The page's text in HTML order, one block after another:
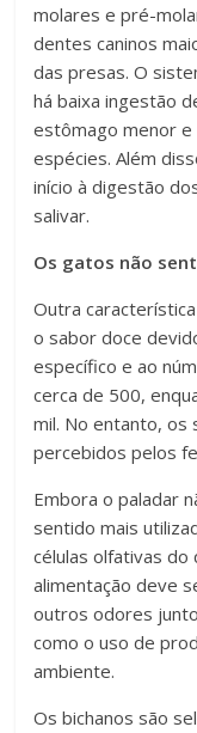
molares e pré-
dentes caninos
das presas. O
há baixa ingestão
estômago menor
espécies. Além
início à digestão
salivar.
Os gatos não
Outra
o sabor doce
específico e ao
cerca de 500,
mil. No entanto, os
percebidos pelos
Embora o paladar
sentido mais
células olfativas do
alimentação deve
outros odores
como o uso de
ambiente.
Os bichanos são